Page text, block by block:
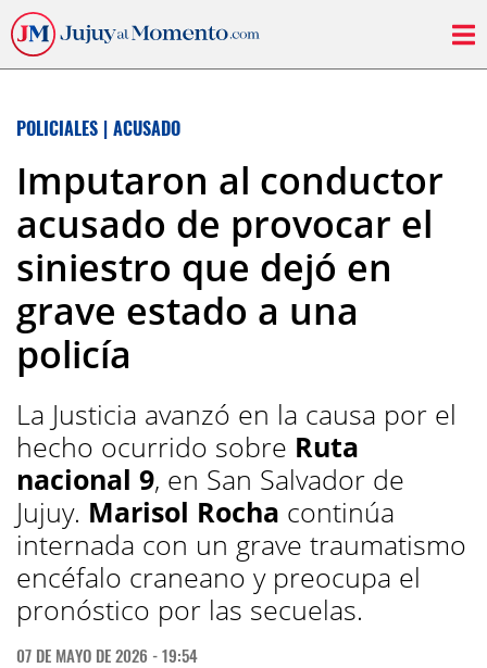
POLICIALES | ACUSADO
Imputaron al conductor
acusado de provocar el
siniestro que dejó en
grave estado a una
policía
La Justicia avanzó en la causa por el
hecho ocurrido sobre Ruta
nacional 9, en San Salvador de
Jujuy. Marisol Rocha continúa
internada con un grave traumatismo
encéfalo craneano y preocupa el
pronóstico por las secuelas.
07 DE MAYO DE 2026 - 19:54